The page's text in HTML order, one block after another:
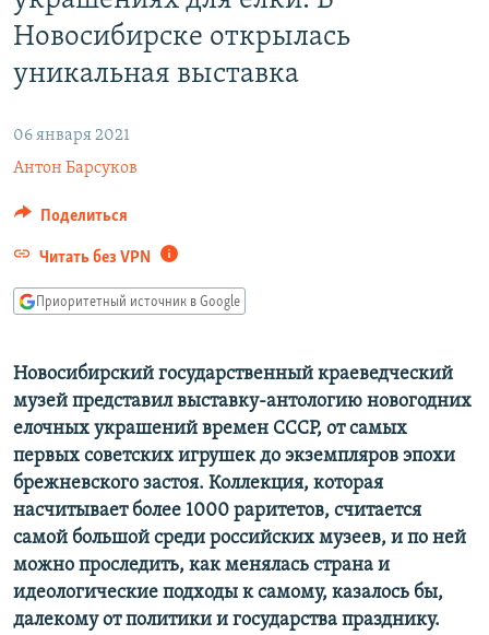
РАСПИСАНИЕ ВЕЩАНИЯ
ПОДПИШИТЕСЬ НА РАССЫЛКУ
Все сайты РСЕ/РС
Новосибирске открылась
уникальная выставка
06 января 2021
Антон Барсуков
Поделиться
Читать без VPN
Приоритетный источник в Google
Новосибирский государственный краеведческий
музей представил выставку-антологию новогодних
елочных украшений времен СССР, от самых
первых советских игрушек до экземпляров эпохи
брежневского застоя. Коллекция, которая
насчитывает более 1000 раритетов, считается
самой большой среди российских музеев, и по ней
можно проследить, как менялась страна и
идеологические подходы к самому, казалось бы,
далекому от политики и государства празднику.